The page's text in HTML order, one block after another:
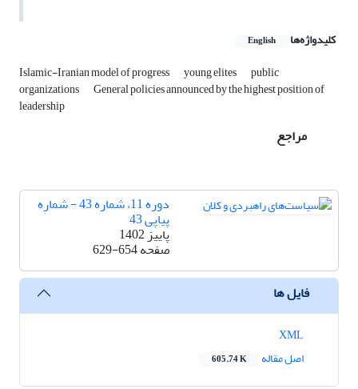
کلیدواژه‌ها English
Islamic-Iranian model of progress young elites public
organizations General policies announced by the highest position of
leadership
مراجع
دوره 11، شماره 43 - شماره
پیاپی 43
پاییز 1402
صفحه629-654
فایل ها
اصل مقاله
605.74 K